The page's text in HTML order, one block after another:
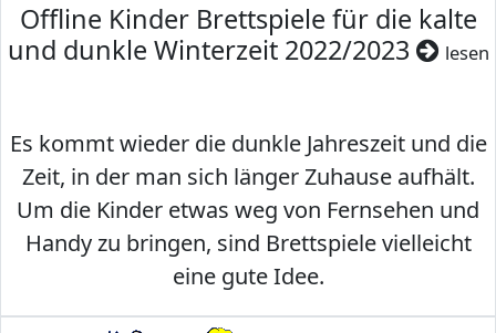
Offline Kinder Brettspiele für die kalte
und dunkle Winterzeit 2022/2023
lesen
Es kommt wieder die dunkle Jahreszeit und die
Zeit, in der man sich länger Zuhause aufhält.
Um die Kinder etwas weg von Fernsehen und
Handy zu bringen, sind Brettspiele vielleicht
eine gute Idee.